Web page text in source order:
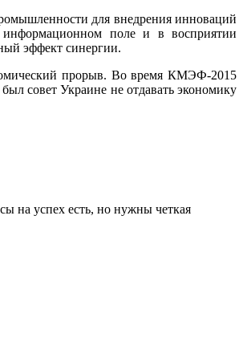
для внедрения инноваций
поле и в восприятии
эффект синергии.
прорыв. Во время КМЭФ-2015
совет Украине не отдавать экономику
на успех есть, но нужны четкая